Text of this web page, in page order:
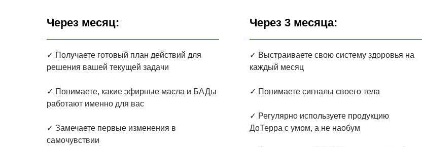
Через месяц:
✓ Получаете готовый план действий для
решения вашей текущей задачи
✓ Понимаете, какие эфирные масла и БАДы
работают именно для вас
✓ Замечаете первые изменения в
самочувствии
Через 3 месяца:
✓ Выстраиваете свою систему здоровья на
каждый месяц
✓ Понимаете сигналы своего тела
✓ Регулярно используете продукцию
ДоТерра с умом, а не наобум